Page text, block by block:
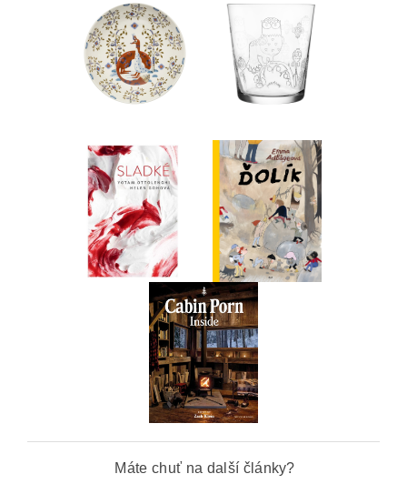
Máte chuť na další články?